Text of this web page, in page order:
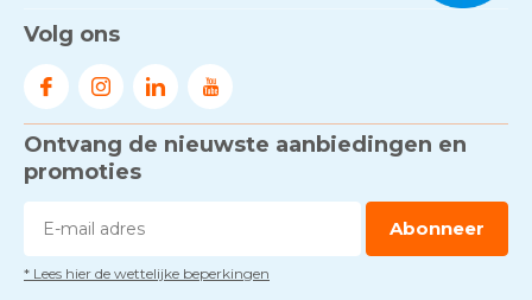
Volg ons
Ontvang de nieuwste aanbiedingen en
promoties
Abonneer
* Lees hier de wettelijke beperkingen